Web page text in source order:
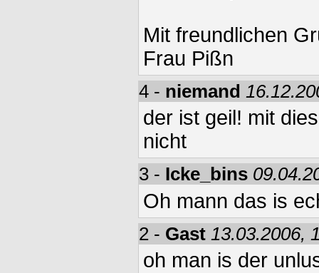
Mit freundlichen
Frau Pißn
4 - niemand
der ist geil! mit
nicht
3 - Icke_bins
Oh mann das is
2 - Gast 13.03.2006,
oh man is der